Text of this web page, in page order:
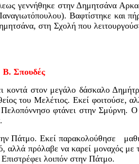
γεννήθηκε στην Δημητσάνα
Βαφτίστηκε και
στη Σχολή που
Β. Σπουδές
κοντά στον μεγάλο δάσκαλο
του Μελέτιος. Εκεί φοιτούσε,
φτάνει στην Σμύρνη. Ο
Πάτμο. Εκεί παρακολούθησε
αλλά πρόλαβε να καρεί μοναχός με
λοιπόν στην Πάτμο.